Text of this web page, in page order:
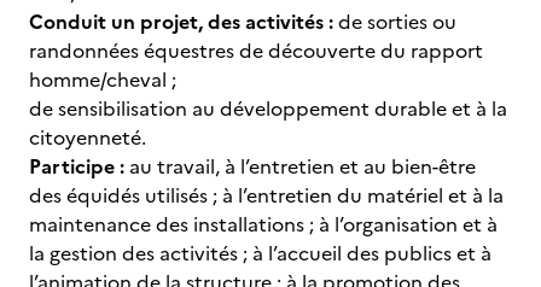
Conduit un projet, des activités :de sorties ou
randonnées équestres de découverte du rapport
homme/cheval ;
de sensibilisation au développement durable et à la
citoyenneté.
Participe : au travail, à l’entretien et au bien-être
des équidés utilisés ; à l’entretien du matériel et à la
maintenance des installations ; à l’organisation et à
la gestion des activités ; à l’accueil des publics et à